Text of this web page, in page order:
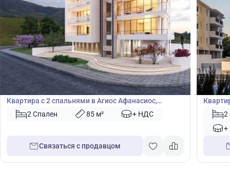
395 000
Квартира
Квартира с 2 спальнями в Агиос Афанасиос,
Лимасол, Кипр № 45311
2 Спален 85 м² + НДС
Связаться с продавцом
€395
Кипр2